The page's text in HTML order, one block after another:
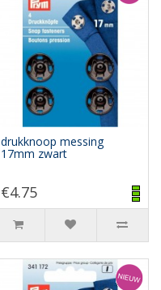
drukknoop messing
17mm zwart
€4.75